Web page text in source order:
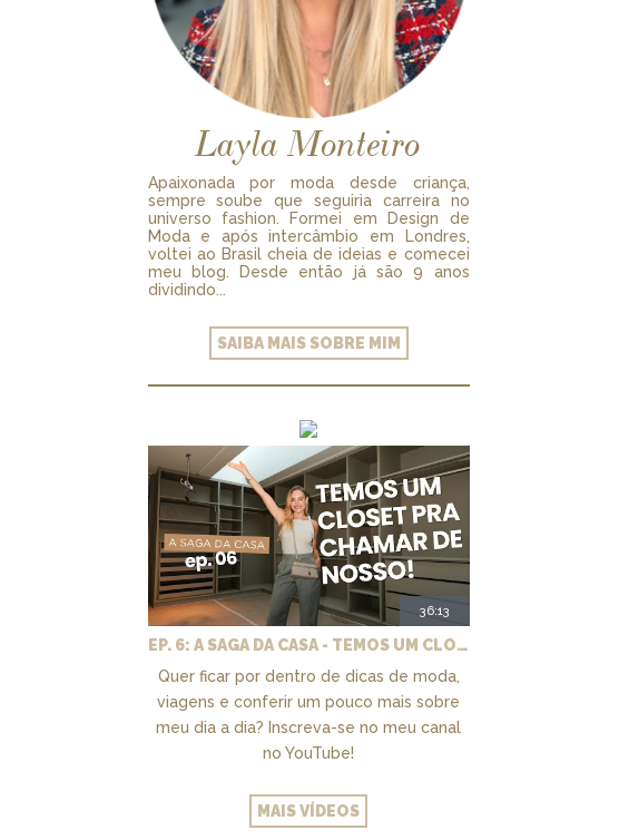
Layla Monteiro
Apaixonada por moda desde criança,
sempre soube que seguiria carreira no
universo fashion. Formei em Design de
Moda e após intercâmbio em Londres,
voltei ao Brasil cheia de ideias e comecei
meu blog. Desde então já são 9 anos
dividindo...
SAIBA MAIS SOBRE MIM
36:13
EP. 6: A SAGA DA CASA - TEMOS UM CLOSET PRA CHAMAR DE NOSSO + MARCENARIA E PAISAGISMO
Quer ficar por dentro de dicas de moda,
viagens e conferir um pouco mais sobre
meu dia a dia? Inscreva-se no meu canal
no YouTube!
MAIS VÍDEOS